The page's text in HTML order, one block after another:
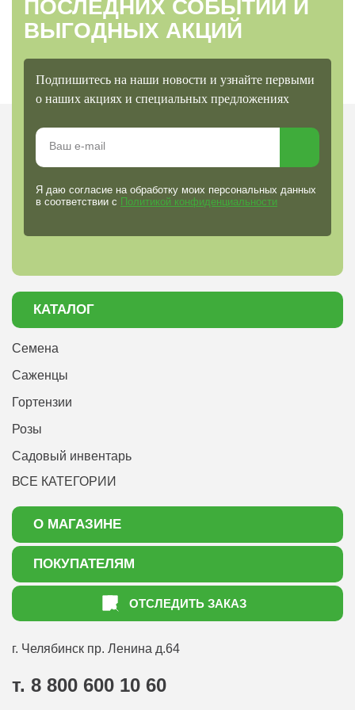
ПОСЛЕДНИХ СОБЫТИЙ И
ВЫГОДНЫХ АКЦИЙ
Подпишитесь на наши новости и узнайте первыми
о наших акциях и специальных предложениях
Я даю согласие на обработку моих персональных данных
в соответствии с Политикой конфиденциальности
КАТАЛОГ
Семена
Саженцы
Гортензии
Розы
Садовый инвентарь
ВСЕ КАТЕГОРИИ
О МАГАЗИНЕ
О нас
Акции
ПОКУПАТЕЛЯМ
Как оформить заказ
Статьи садоводу
Оптовым покупателям
ОТСЛЕДИТЬ ЗАКАЗ
г. Челябинск пр. Ленина д.64
т. 8 800 600 10 60